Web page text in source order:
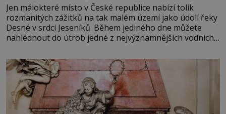
Jen málokteré místo v České republice nabízí tolik
rozmanitých zážitků na tak malém území jako údolí řeky
Desné v srdci Jeseníků. Během jediného dne můžete
nahlédnout do útrob jedné z nejvýznamnějších vodních
se na koloběžce a den zakončit poznáváním památek ve
Velkých Losinách nebo v termálním